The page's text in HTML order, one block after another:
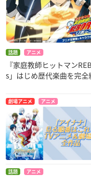
話題 アニメ
『家庭教師ヒットマン
s」はじめ歴代楽曲を完全
劇場アニメ アニメ
話題 アニメ